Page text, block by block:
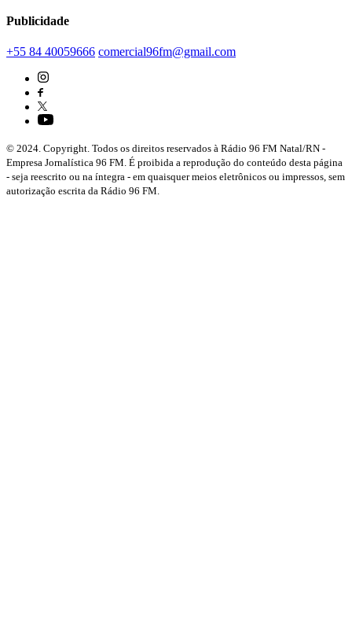
Publicidade
+55 84 40059666 comercial96fm@gmail.com
© 2024. Copyright. Todos os direitos reservados à Rádio 96 FM Natal/RN -
Empresa Jornalística 96 FM. É proibida a reprodução do conteúdo desta página
- seja reescrito ou na íntegra - em quaisquer meios eletrônicos ou impressos, sem
autorização escrita da Rádio 96 FM.